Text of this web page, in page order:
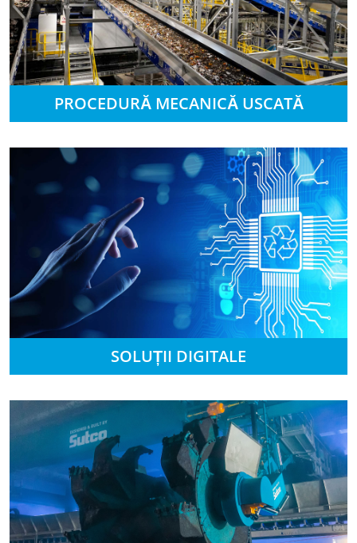
PROCEDURĂ MECANICĂ USCATĂ
SOLUȚII DIGITALE